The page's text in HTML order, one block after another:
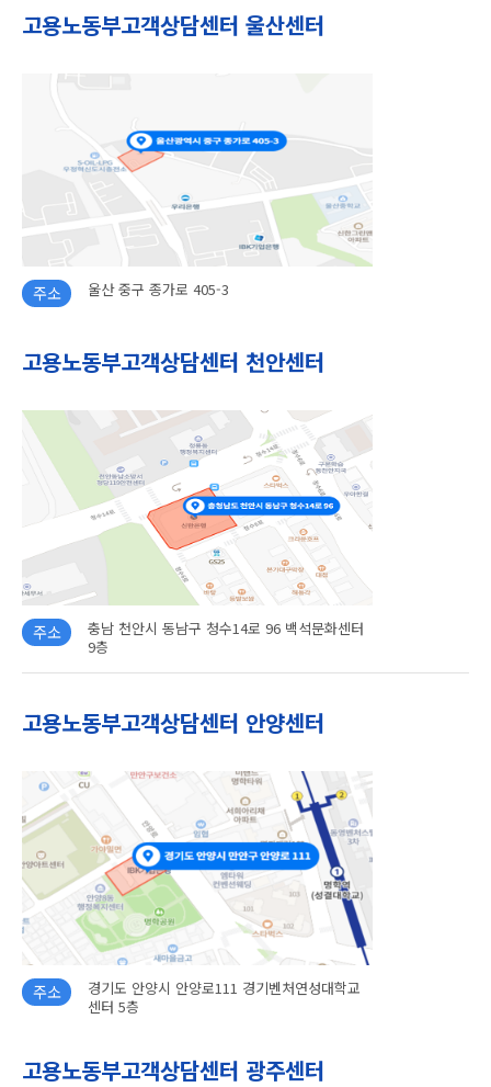
고용노동부고객상담센터 울산센터
주소 울산 중구 종가로 405-3
고용노동부고객상담센터 천안센터
주소
충남 천안시 동남구 청수14로 96 백석문화센터
9층
고용노동부고객상담센터 안양센터
주소
경기도 안양시 안양로111 경기벤처연성대학교
센터 5층
고용노동부고객상담센터 광주센터